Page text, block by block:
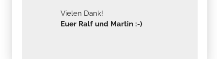
Vielen Dank!
Euer Ralf und Martin :-)